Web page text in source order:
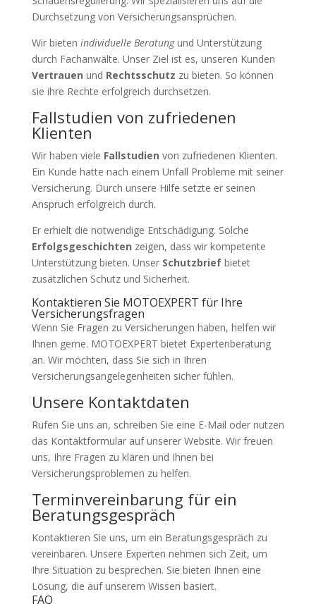
Durchsetzung von Versicherungsansprüchen.
Wir bieten individuelle Beratungund Unterstützung
durch Fachanwälte. Unser Ziel ist es, unseren Kunden
Vertrauen und Rechtsschutz zu bieten. So können
sie ihre Rechte erfolgreich durchsetzen.
Fallstudien von zufriedenen
Klienten
Wir haben viele Fallstudien von zufriedenen Klienten.
Ein Kunde hatte nach einem Unfall Probleme mit seiner
Versicherung. Durch unsere Hilfe setzte er seinen
Anspruch erfolgreich durch.
Er erhielt die notwendige Entschädigung. Solche
Erfolgsgeschichten zeigen, dass wir kompetente
Unterstützung bieten. Unser Schutzbriefbietet
zusätzlichen Schutz und Sicherheit.
Kontaktieren Sie MOTOEXPERT für Ihre
Versicherungsfragen
Wenn Sie Fragen zu Versicherungen haben, helfen wir
Ihnen gerne. MOTOEXPERT bietet Expertenberatung
an. Wir möchten, dass Sie sich in Ihren
Versicherungsangelegenheiten sicher fühlen.
Unsere Kontaktdaten
Rufen Sie uns an, schreiben Sie eine E-Mail oder nutzen
das Kontaktformular auf unserer Website. Wir freuen
uns, Ihre Fragen zu klären und Ihnen bei
Versicherungsproblemen zu helfen.
Terminvereinbarung für ein
Beratungsgespräch
Kontaktieren Sie uns, um ein Beratungsgespräch zu
vereinbaren. Unsere Experten nehmen sich Zeit, um
Ihre Situation zu besprechen. Sie bieten Ihnen eine
Lösung, die auf unserem Wissen basiert.
FAQ